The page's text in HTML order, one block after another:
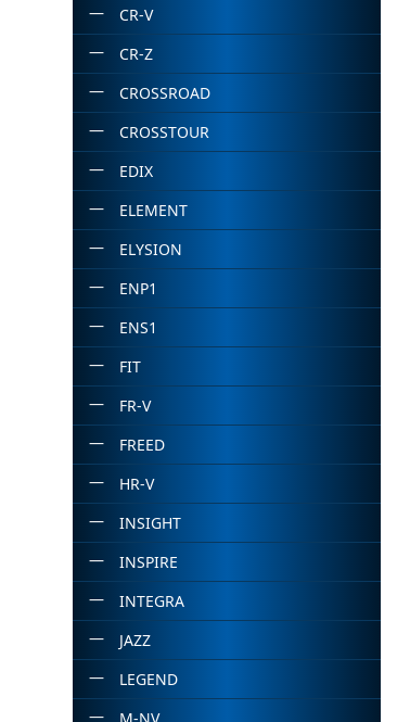
CR-V
CR-Z
CROSSROAD
CROSSTOUR
EDIX
ELEMENT
ELYSION
ENP1
ENS1
FIT
FR-V
FREED
HR-V
INSIGHT
INSPIRE
INTEGRA
JAZZ
LEGEND